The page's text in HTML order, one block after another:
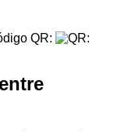
QR: